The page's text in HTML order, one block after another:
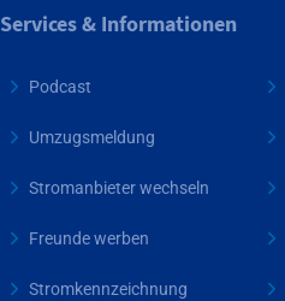
Services & Informationen
Podcast
Umzugsmeldung
Stromanbieter wechseln
Freunde werben
Stromkennzeichnung